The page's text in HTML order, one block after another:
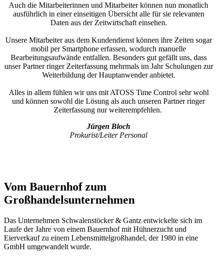
Auch die Mitarbeiterinnen und Mitarbeiter können nun monatlich
ausführlich in einer einseitigen Übersicht alle für sie relevanten
Daten aus der Zeitwirtschaft einsehen.
Unsere Mitarbeiter aus dem Kundendienst können ihre Zeiten sogar
mobil per Smartphone erfassen, wodurch manuelle
Bearbeitungsaufwände entfallen. Besonders gut gefällt uns, dass
unser Partner ringer Zeiterfassung mehrmals im Jahr Schulungen zur
Weiterbildung der Hauptanwender anbietet.
Alles in allem fühlen wir uns mit ATOSS Time Control sehr wohl
und können sowohl die Lösung als auch unseren Partner ringer
Zeiterfassung nur weiterempfehlen.
Jürgen Bloch
Prokurist/Leiter Personal
Vom Bauernhof zum
Großhandelsunternehmen
Das Unternehmen Schwalenstöcker & Gantz entwickelte sich im
Laufe der Jahre von einem Bauernhof mit Hühnerzucht und
Eierverkauf zu einem Lebensmittelgroßhandel, der 1980 in eine
GmbH umgewandelt wurde.